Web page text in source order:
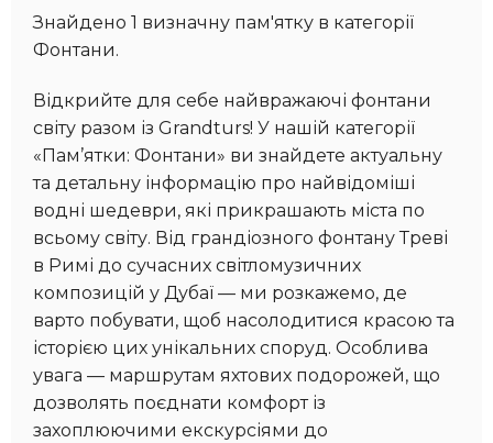
Знайдено 1 визначну пам'ятку в категорії
Фонтани.
Відкрийте для себе найвражаючі фонтани
світу разом із Grandturs! У нашій категорії
«Пам’ятки: Фонтани» ви знайдете актуальну
та детальну інформацію про найвідоміші
водні шедеври, які прикрашають міста по
всьому світу. Від грандіозного фонтану Треві
в Римі до сучасних світломузичних
композицій у Дубаї — ми розкажемо, де
варто побувати, щоб насолодитися красою та
історією цих унікальних споруд. Особлива
увага — маршрутам яхтових подорожей, що
дозволять поєднати комфорт із
захоплюючими екскурсіями до